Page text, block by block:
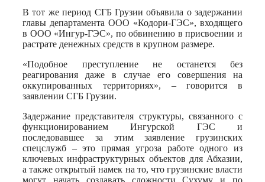
В тот же период СГБ Грузии объявила о задержании
главы департамента ООО «Кодори-ГЭС», входящего
в ООО «Ингур-ГЭС», по обвинению в присвоении и
растрате денежных средств в крупном размере.
«Подобное преступление не останется без
реагирования даже в случае его совершения на
оккупированных территориях», – говорится в
заявлении СГБ Грузии.
Задержание представителя структуры, связанного с
функционированием Ингурской ГЭС и
последовавшее за этим заявление грузинских
спецслужб – это прямая угроза работе одного из
ключевых инфраструктурных объектов для Абхазии,
а также открытый намек на то, что грузинские власти
могут начать создавать сложности Сухуму и по